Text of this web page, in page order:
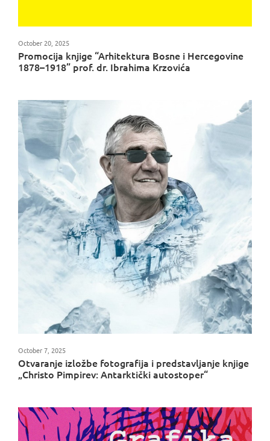
Promocija knjige “Arhitektura Bosne i Hercegovine
1878–1918” prof. dr. Ibrahima Krzovića
October 20, 2025
Otvaranje izložbe fotografija i predstavljanje knjige
„Christo Pimpirev: Antarktički autostoper“
October 7, 2025